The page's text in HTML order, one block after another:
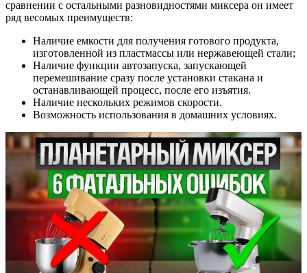
сравнении с остальными разновидностями миксера он имеет
ряд весомых преимуществ:
Наличие емкости для получения готового продукта,
изготовленной из пластмассы или нержавеющей стали;
Наличие функции автозапуска, запускающей
перемешивание сразу после установки стакана и
останавливающей процесс, после его изъятия.
Наличие нескольких режимов скорости.
Возможность использования в домашних условиях.